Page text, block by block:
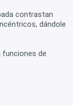
contrastan
dándole
funciones de